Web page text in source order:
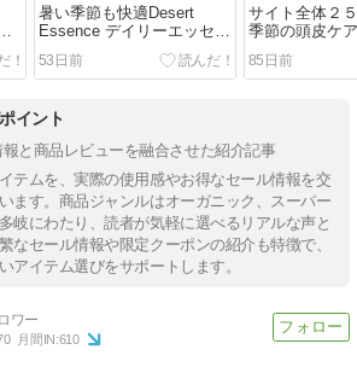
暑い季節も快適Desert
Essence デイリーエッセン
シャル保湿クリーム
53日前
サイト全体２
季節の頭皮ケ
グシャンプー
85日前
イント
報と商品レビューを融合させた紹介記事
テムを、実際の使用感やお得なセール情報を交
ます。商品ジャンルはオーガニック、スーパー
岐にわたり、読者が気軽に選べるリアルな声と
なセール情報や限定クーポンの紹介も特徴で、
アイテム選びをサポートします。
月間IN:610